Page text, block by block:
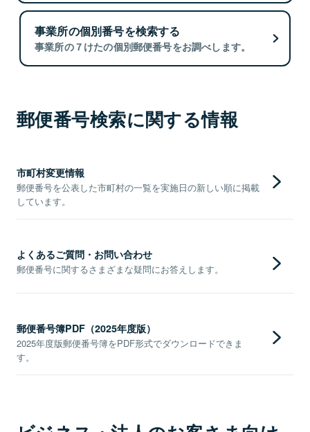
事業所の個別番号を検索する
事業所の７けたの個別郵便番号をお調べします。
郵便番号検索に関する情報
市町村変更情報
郵便番号を公表した市町村の一覧を実施日の新しい順に掲載
しています。
よくあるご質問・お問い合わせ
郵便番号に関するさまざまな疑問にお答えします。
郵便番号簿PDF（2025年度版）
2025年度版郵便番号簿をPDF形式でダウンロードできま
す。